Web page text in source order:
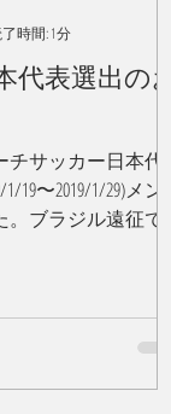
代表選出のお
サッカー日本代表
〜2019/1/29)メンバ
ブラジル遠征では
時間: 1分